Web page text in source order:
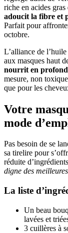
riche en acides gras
adoucit la fibre et
Parfait pour
octobre.
L’alliance de
aux masques haut
nourrit en
mesure, non
que pour les
Votre
mode
Pas besoin de se
sa tirelire pour
réduite
digne des
La liste
Un beau
lavées et
3 cuillères à